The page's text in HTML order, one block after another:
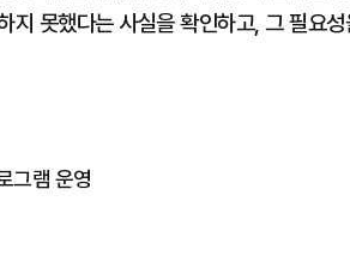
못했다는 사실을 확인하고, 그 필요
그램 운영